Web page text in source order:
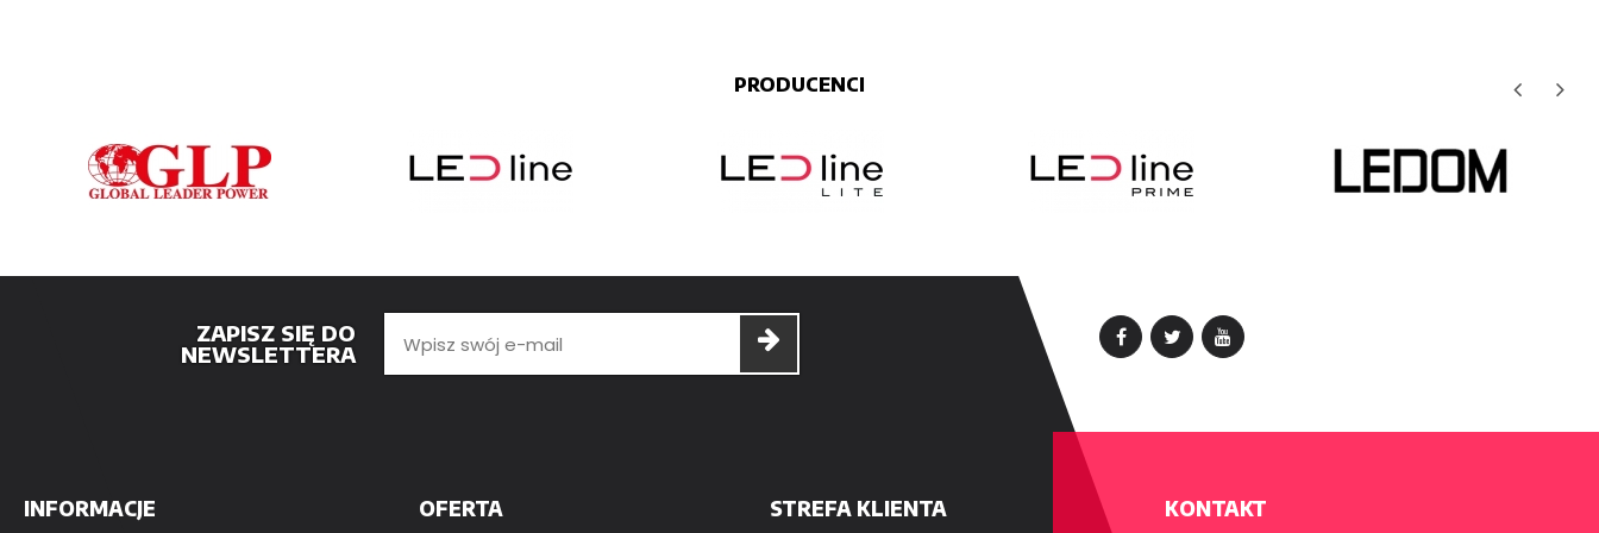
PRODUCENCI
ZAPISZ SIĘ DO
NEWSLETTERA
INFORMACJE OFERTA STREFA KLIENTA KONTAKT